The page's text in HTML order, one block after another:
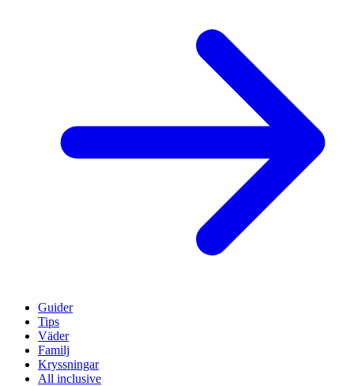
Guider
Tips
Väder
Familj
Kryssningar
All inclusive